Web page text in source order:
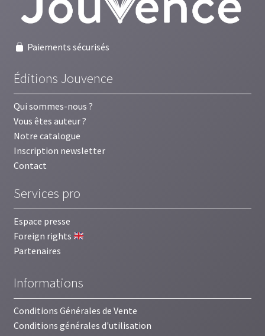
Paiements sécurisés
Éditions Jouvence
Qui sommes-nous ?
Vous êtes auteur ?
Notre catalogue
Inscription newsletter
Contact
Services pro
Espace presse
Foreign rights
Partenaires
Informations
Conditions Générales de Vente
Conditions générales d'utilisation